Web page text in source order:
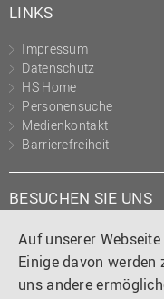
Auf unserer
Einige davon
uns andere
Studium und Lehre
Transfer- und
LINKS
Impressum
Datenschutz
HS Home
Personensuche
Medienkontakt
Barrierefreiheit
BESUCHEN SIE UNS
Instagram
Tiktok